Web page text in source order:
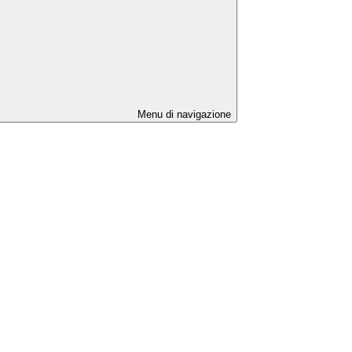
Menu di navigazione